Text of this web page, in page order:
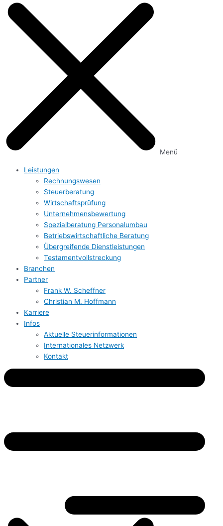
Menü
Leistungen
Rechnungs­wesen
Steuerberatung
Wirtschafts­prüfung
Unternehmens­bewertung
Spezialberatung Personalumbau
Betriebs­wirtschaftliche Beratung
Übergreifende Dienstleistungen
Testament­vollstreckung
Branchen
Partner
Frank W. Scheffner
Christian M. Hoffmann
Karriere
Infos
Aktuelle Steuerinformationen
Internationales Netzwerk
Kontakt